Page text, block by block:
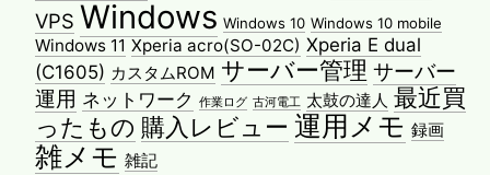
VPS Windows Windows 10 Windows 10 mobile
Windows 11 Xperia acro(SO-02C) Xperia E dual
(C1605) カスタムROM サーバー管理 サーバー
運用 ネットワーク 作業ログ 古河電工 太鼓の達人 最近買
ったもの 購入レビュー 運用メモ 録画
雑メモ 雑記